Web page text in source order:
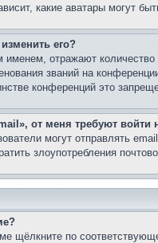
какие аватары могут
его?
отражают
званий на
конференций это
от меня требуют войти
могут отправлять
злоупотребления
щёлкните по